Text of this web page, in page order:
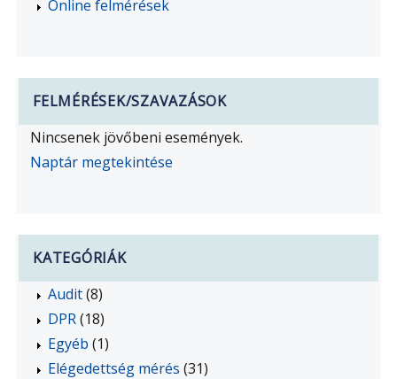
Online felmérések
FELMÉRÉSEK/SZAVAZÁSOK
Nincsenek jövőbeni események.
Naptár megtekintése
KATEGÓRIÁK
Audit(8)
DPR(18)
Egyéb (1)
Elégedettség mérés (31)